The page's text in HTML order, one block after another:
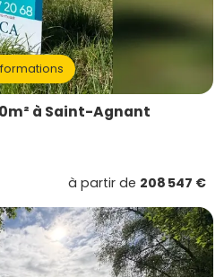
à Saint-Agnant
à partir de 208 547 €